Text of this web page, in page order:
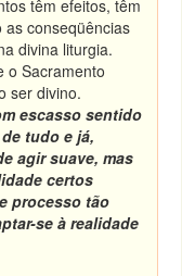
têm efeitos, têm
as conseqüências
divina liturgia.
o Sacramento
ser divino.
escasso sentido
tudo e já,
agir suave, mas
certos
processo tão
se à realidade